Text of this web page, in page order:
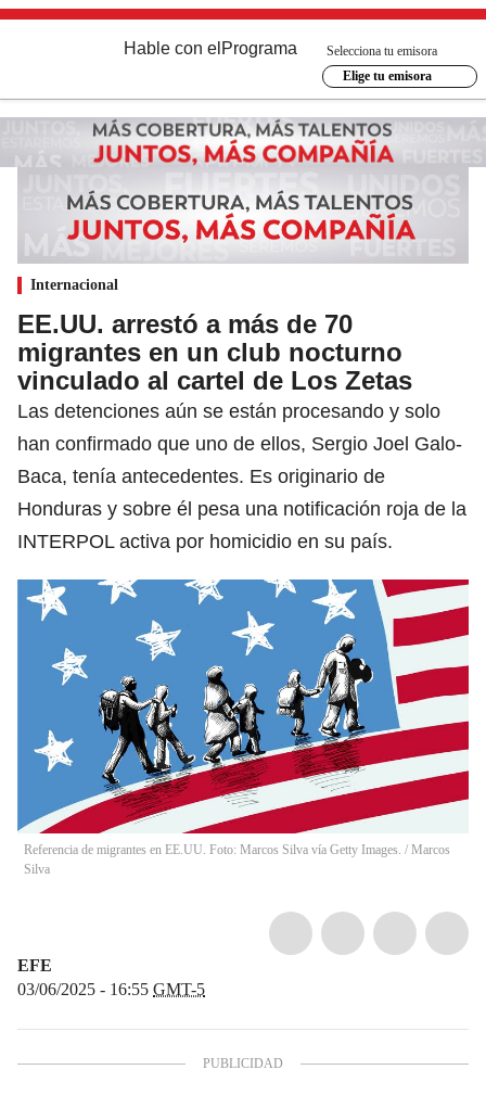
Hable con el Programa
Selecciona tu emisora
Elige tu emisora
Internacional
EE.UU. arrestó a más de 70
migrantes en un club nocturno
vinculado al cartel de Los Zetas
Las detenciones aún se están procesando y solo
han confirmado que uno de ellos, Sergio Joel Galo-
Baca, tenía antecedentes. Es originario de
Honduras y sobre él pesa una notificación roja de la
INTERPOL activa por homicidio en su país.
Referencia de migrantes en EE.UU. Foto: Marcos Silva vía Getty Images. / Marcos
Silva
EFE
03/06/2025 - 16:55 GMT-5